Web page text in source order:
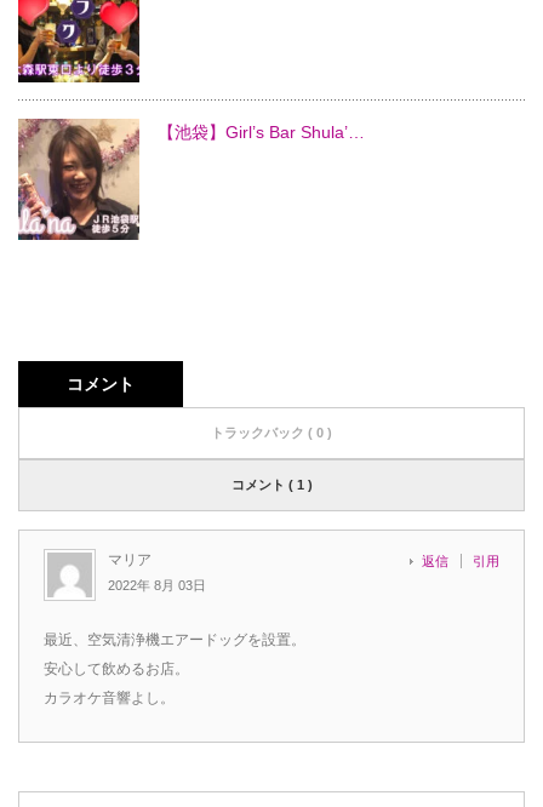
【池袋】Girl’s Bar Shula’…
コメント
トラックバック ( 0 )
コメント ( 1 )
マリア
2022年 8月 03日
返信 引用
最近、空気清浄機エアードッグを設置。
安心して飲めるお店。
カラオケ音響よし。